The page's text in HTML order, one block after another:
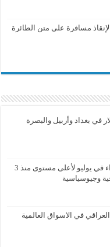
مسافرة على متن الطائرة
في بغداد وأربيل والبصرة
“الفاو”: ارتفاع أسعار الغذاء في يوليو لأعلى مستوى منذ 3
وجيوسياسية
في الاسواق العالمية